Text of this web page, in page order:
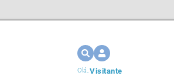
Olá,Visitante